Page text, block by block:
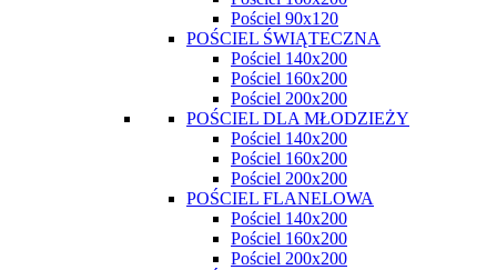
Pościel 90x120
POŚCIEL ŚWIĄTECZNA
Pościel 140x200
Pościel 160x200
Pościel 200x200
POŚCIEL DLA MŁODZIEŻY
Pościel 140x200
Pościel 160x200
Pościel 200x200
POŚCIEL FLANELOWA
Pościel 140x200
Pościel 160x200
Pościel 200x200